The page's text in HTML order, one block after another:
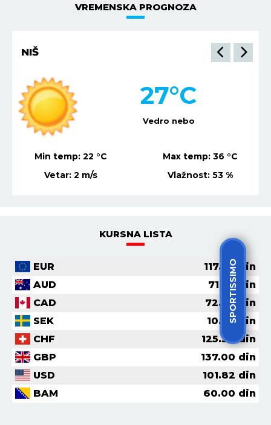
SPORTISSIMO
VREMENSKA PROGNOZA
NIŠ
Vedro nebo
27°C
Min temp:22 °C Max temp: 36 °C
Vetar:2 m/s Vlažnost: 53 %
KURSNA LISTA
EUR 117.36din
AUD
71.56din
CAD
72.62din
SEK
10.70din
CHF
125.30 din
GBP
137.00 din
USD
101.82 din
BAM
60.00 din